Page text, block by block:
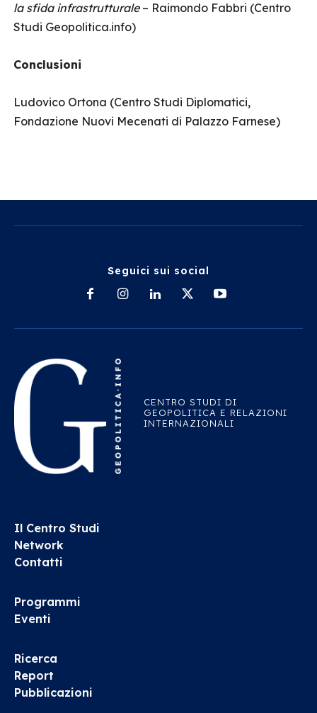
la sfida infrastrutturale– Raimondo Fabbri (Centro
Studi Geopolitica.info)
Conclusioni
Ludovico Ortona (Centro Studi Diplomatici,
Fondazione Nuovi Mecenati di Palazzo Farnese)
Seguici sui social
CENTRO STUDI DI
GEOPOLITICA E RELAZIONI
INTERNAZIONALI
Il Centro Studi
Network
Contatti
Programmi
Eventi
Ricerca
Report
Pubblicazioni